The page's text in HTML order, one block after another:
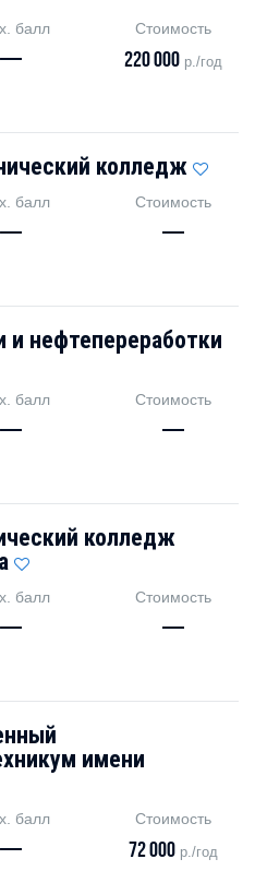
балл
—
Стоимость
220 000 р./год
колледж
балл
—
Стоимость
—
нефтепереработки
балл
—
Стоимость
—
колледж
балл
—
Стоимость
—
имени
балл
—
Стоимость
72 000 р./год